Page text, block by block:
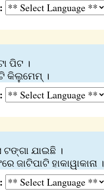
ପିଟ ।
କିଲୁମେମ୍‍ ।
ଟଙ୍ଗା ଯାଇଛି ।
ଜାଟିପାଟି ହାକାୱାକାନା ।